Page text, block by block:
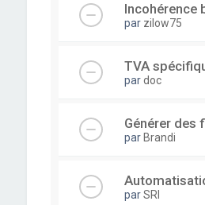
Incohérence
par zilow75
TVA
pardoc
Générer des
par Brandi
parSRI